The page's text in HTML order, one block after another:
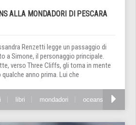
ALLA MONDADORI DI PESCARA
Renzetti legge un passaggio di
a Simone, il personaggio principale.
verso Three Cliffs, gli torna in mente
anno prima. Lui che
libri mondadori oceans